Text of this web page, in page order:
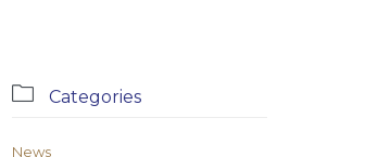
 Categories
News